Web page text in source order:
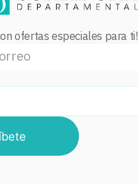
ofertas especiales para ti!